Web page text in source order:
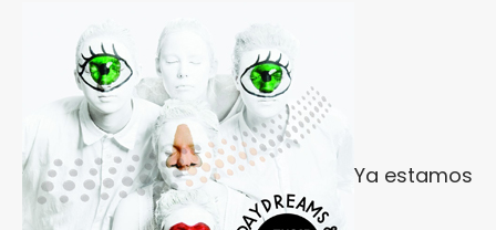
Ya estamos